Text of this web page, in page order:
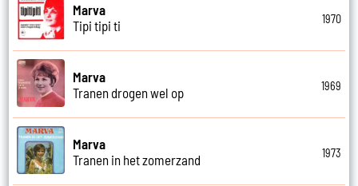
Marva
Tipi tipi ti
1970
Marva
Tranen drogen wel op
1969
Marva
Tranen in het zomerzand
1973